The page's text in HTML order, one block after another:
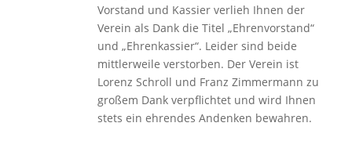
Vorstand und Kassier verlieh Ihnen der
Verein als Dank die Titel „Ehrenvorstand“
und „Ehrenkassier“. Leider sind beide
mittlerweile verstorben. Der Verein ist
Lorenz Schroll und Franz Zimmermann zu
großem Dank verpflichtet und wird Ihnen
stets ein ehrendes Andenken bewahren.